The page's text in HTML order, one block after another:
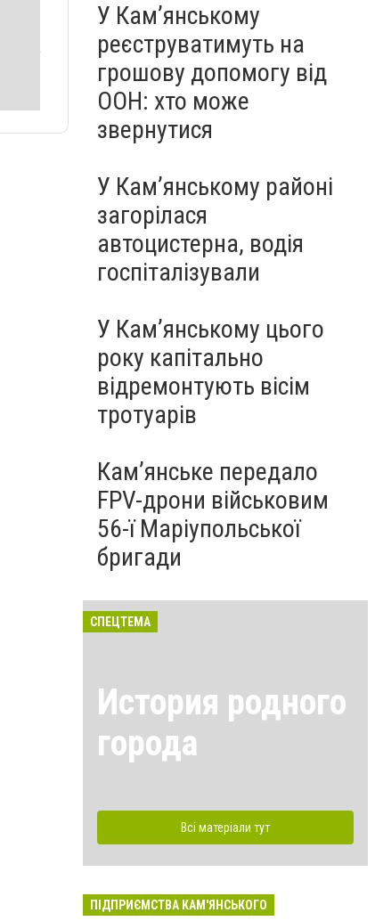
У Кам’янському
реєструватимуть на
грошову допомогу від
ООН: хто може
звернутися
У Кам’янському районі
загорілася
автоцистерна, водія
госпіталізували
У Кам’янському цього
року капітально
відремонтують вісім
тротуарів
Кам’янське передало
FPV-дрони військовим
56-ї Маріупольської
бригади
СПЕЦТЕМА
История родного
города
Всі матеріали тут
ПІДПРИЄМСТВА КАМ'ЯНСЬКОГО